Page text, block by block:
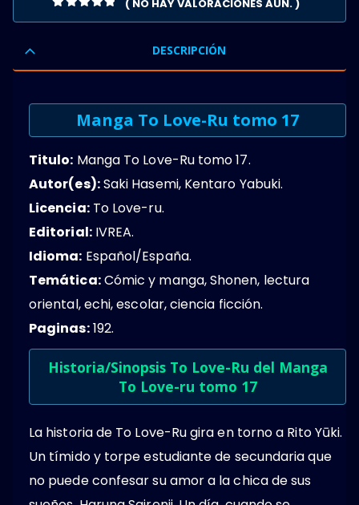
( NO HAY VALORACIONES AÚN. )
DESCRIPCIÓN
Manga To Love-Ru tomo 17
Titulo: Manga To Love-Ru tomo 17.
Autor(es):Saki Hasemi, Kentaro Yabuki.
Licencia:To Love-ru.
Editorial:IVREA.
Idioma: Español/España.
Temática:Cómic y manga, Shonen, lectura
oriental, echi, escolar, ciencia ficción.
Paginas:192.
Historia/Sinopsis To Love-Ru del Manga
To Love-ru tomo 17
La historia de To Love-Ru gira en torno a Rito Yūki.
Un tímido y torpe estudiante de secundaria que
no puede confesar su amor a la chica de sus